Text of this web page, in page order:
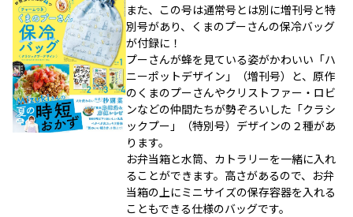
また、この号は通常号とは別に増刊号と特
別号があり、くまのプーさんの保冷バッグ
が付録に！
プーさんが蜂を見ている姿がかわいい「ハ
ニーポットデザイン」（増刊号）と、原作
のくまのプーさんやクリストファー・ロビ
ンなどの仲間たちが勢ぞろいした「クラシ
ックプー」（特別号）デザインの２種があ
ります。
お弁当箱と水筒、カトラリーを一緒に入れ
ることができます。高さがあるので、お弁
当箱の上にミニサイズの保存容器を入れる
こともできる仕様のバッグです。